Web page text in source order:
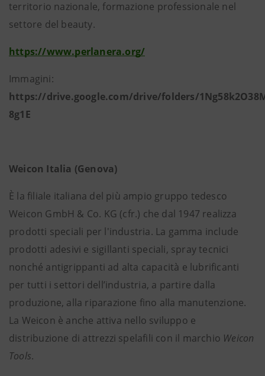
territorio nazionale, formazione professionale nel
settore del beauty.
https://www.perlanera.org/
Immagini:
https://drive.google.com/drive/folders/
8g1E
Weicon Italia (Genova)
È la filiale italiana del più ampio gruppo tedesco
Weicon GmbH & Co. KG (cfr.) che dal 1947 realizza
prodotti speciali per l'industria. La gamma include
prodotti adesivi e sigillanti speciali, spray tecnici
nonché antigrippanti ad alta capacità e lubrificanti
per tutti i settori dell’industria, a partire dalla
produzione, alla riparazione fino alla manutenzione.
La Weicon è anche attiva nello sviluppo e
distribuzione di attrezzi spelafili con il marchio Weicon
Tools.